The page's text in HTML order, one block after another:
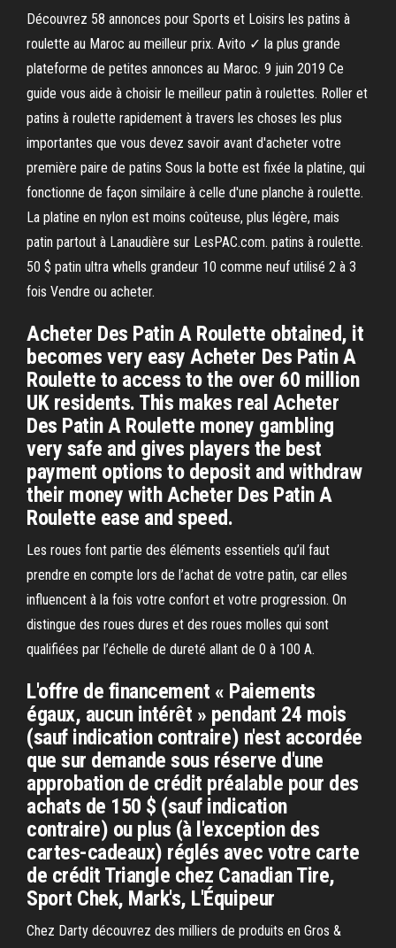
Découvrez 58 annonces pour Sports et Loisirs les patins à
roulette au Maroc au meilleur prix. Avito ✓ la plus grande
plateforme de petites annonces au Maroc. 9 juin 2019 Ce
guide vous aide à choisir le meilleur patin à roulettes. Roller et
patins à roulette rapidement à travers les choses les plus
importantes que vous devez savoir avant d'acheter votre
première paire de patins Sous la botte est fixée la platine, qui
fonctionne de façon similaire à celle d'une planche à roulette.
La platine en nylon est moins coûteuse, plus légère, mais
patin partout à Lanaudière sur LesPAC.com. patins à roulette.
50 $ patin ultra whells grandeur 10 comme neuf utilisé 2 à 3
fois Vendre ou acheter.
Acheter Des Patin A Roulette obtained, it
becomes very easy Acheter Des Patin A
Roulette to access to the over 60 million
UK residents. This makes real Acheter
Des Patin A Roulette money gambling
very safe and gives players the best
payment options to deposit and withdraw
their money with Acheter Des Patin A
Roulette ease and speed.
Les roues font partie des éléments essentiels qu’il faut
prendre en compte lors de l’achat de votre patin, car elles
influencent à la fois votre confort et votre progression. On
distingue des roues dures et des roues molles qui sont
qualifiées par l’échelle de dureté allant de 0 à 100 A.
L'offre de financement « Paiements
égaux, aucun intérêt » pendant 24 mois
(sauf indication contraire) n'est accordée
que sur demande sous réserve d'une
approbation de crédit préalable pour des
achats de 150 $ (sauf indication
contraire) ou plus (à l'exception des
cartes-cadeaux) réglés avec votre carte
de crédit Triangle chez Canadian Tire,
Sport Chek, Mark's, L'Équipeur
Chez Darty découvrez des milliers de produits en Gros &